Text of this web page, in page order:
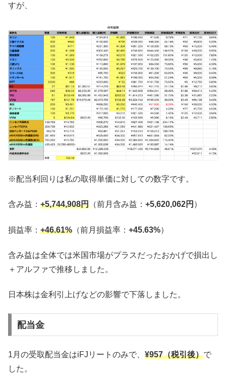
すが、
※配当利回りは私の取得単価に対しての数字です。
含み益： +5,744,908円 （前月含み益： +5,620,062円 ）
損益率： +46.61% （前月損益率： +45.63%）
含み益は全体では米国市場がプラスだったおかげで損出し
＋アルファで推移しました。
日本株は金利引上げなどの影響で下落しました。
配当金
1月の受取配当金はiFJリートのみで、 ¥957（税引後）で
した。